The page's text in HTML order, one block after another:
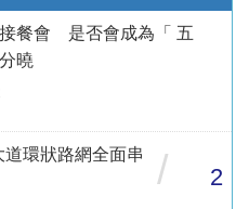
餐會 是否會成為「 五
曉
環狀路網全面串
/ 2